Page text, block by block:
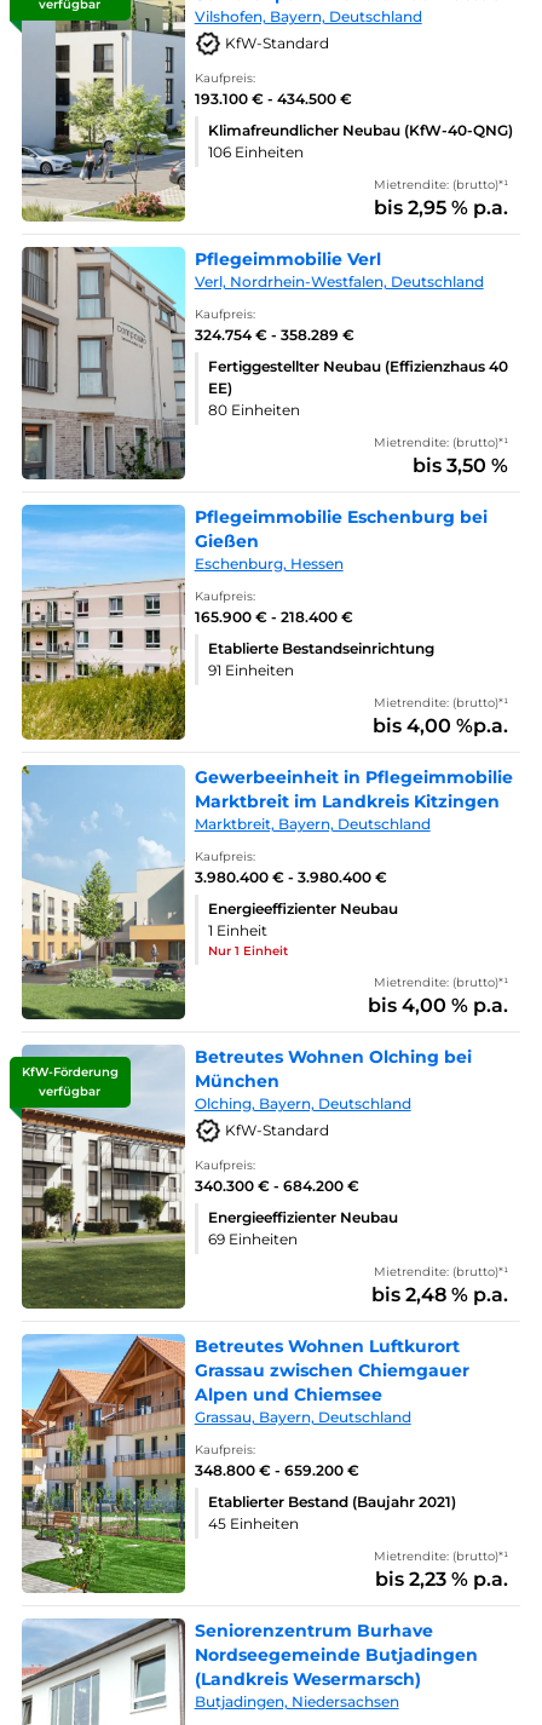
verfügbar
Vilshofen, Bayern, Deutschland
KfW-Standard
Kaufpreis:
193.100 € - 434.500 €
Klimafreundlicher Neubau (KfW-40-QNG)
106 Einheiten
Mietrendite: (brutto)*¹
bis 2,95 % p.a.
Pflegeimmobilie Verl
Verl, Nordrhein-Westfalen, Deutschland
Kaufpreis:
324.754 € - 358.289 €
Fertiggestellter Neubau (Effizienzhaus 40
EE)
80 Einheiten
Mietrendite: (brutto)*¹
bis 3,50 %
Pflegeimmobilie Eschenburg bei
Gießen
Eschenburg, Hessen
Kaufpreis:
165.900 € - 218.400 €
Etablierte Bestandseinrichtung
91 Einheiten
Mietrendite: (brutto)*¹
bis 4,00 %p.a.
Gewerbeeinheit in Pflegeimmobilie
Marktbreit im Landkreis Kitzingen
Marktbreit, Bayern, Deutschland
Kaufpreis:
3.980.400 € - 3.980.400 €
Energieeffizienter Neubau
1 Einheit
Nur 1 Einheit
Mietrendite: (brutto)*¹
bis 4,00 % p.a.
KfW-Förderung
verfügbar
Betreutes Wohnen Olching bei
München
Olching, Bayern, Deutschland
KfW-Standard
Kaufpreis:
340.300 € - 684.200 €
Energieeffizienter Neubau
69 Einheiten
Mietrendite: (brutto)*¹
bis 2,48 % p.a.
Betreutes Wohnen Luftkurort
Grassau zwischen Chiemgauer
Alpen und Chiemsee
Grassau, Bayern, Deutschland
Kaufpreis:
348.800 € - 659.200 €
Etablierter Bestand (Baujahr 2021)
45 Einheiten
Mietrendite: (brutto)*¹
bis 2,23 % p.a.
Seniorenzentrum Burhave
Nordseegemeinde Butjadingen
(Landkreis Wesermarsch)
Butjadingen, Niedersachsen